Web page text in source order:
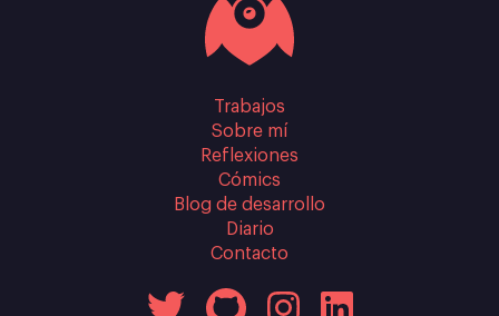
Trabajos
Sobre mí
Reflexiones
Cómics
Blog de desarrollo
Diario
Contacto